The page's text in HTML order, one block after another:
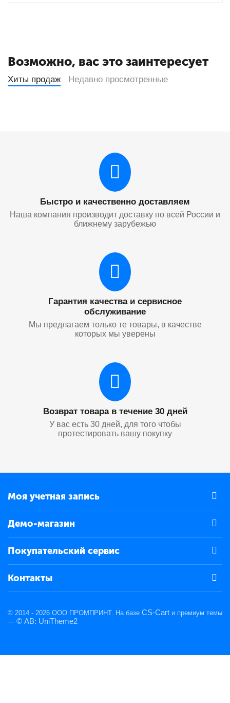
Возможно, вас это заинтересует
Хиты продаж Недавно просмотренные
Быстро и качественно доставляем
Наша компания производит доставку по всей России и
ближнему зарубежью
Гарантия качества и сервисное
обслуживание
Мы предлагаем только те товары, в качестве
которых мы уверены
Возврат товара в течение 30 дней
У вас есть 30 дней, для того чтобы
протестировать вашу покупку
Моя учетная запись
Демо-магазин
Покупательский сервис
Контакты
© 2014 - 2026 ООО ПРОМПРИНТ. На базе CS-Cart и премиум темы
— © AB: UniTheme2